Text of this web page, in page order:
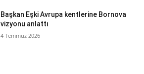
Başkan Eşki Avrupa kentlerine Bornova
vizyonu anlattı
4 Temmuz 2026